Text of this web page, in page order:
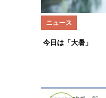
ニュース
今日は「大暑」